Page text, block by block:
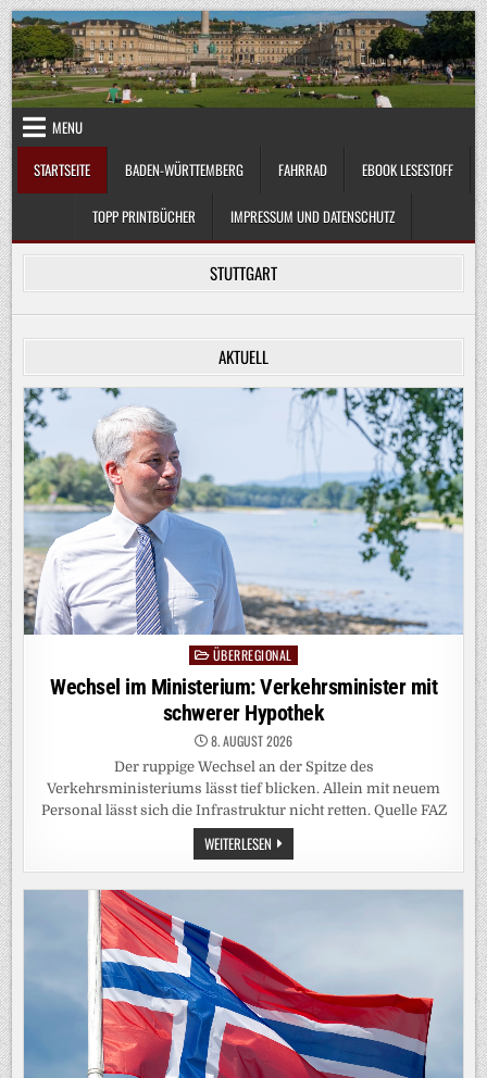
Skip
to
content
MENU
STARTSEITE
BADEN-WÜRTTEMBERG FAHRRAD EBOOK LESESTOFF
TOPP PRINTBÜCHER IMPRESSUM UND DATENSCHUTZ
STUTTGART
AKTUELL
Posted
in
ÜBERREGIONAL
Wechsel im Ministerium: Verkehrsminister mit
schwerer Hypothek
8. AUGUST 2026
Der ruppige Wechsel an der Spitze des
Verkehrsministeriums lässt tief blicken. Allein mit neuem
Personal lässt sich die Infrastruktur nicht retten. Quelle FAZ
WEITERLESEN WECHSEL
IM
MINISTERIUM:
VERKEHRSMINISTER